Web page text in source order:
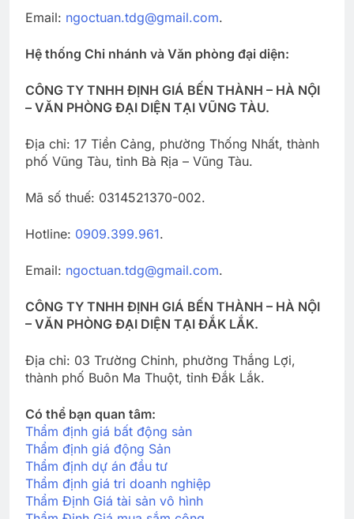
Email: ngoctuan.tdg@gmail.com.
Hệ thống Chi nhánh và Văn phòng đại diện:
CÔNG TY TNHH ĐỊNH GIÁ BẾN THÀNH – HÀ NỘI
– VĂN PHÒNG ĐẠI DIỆN TẠI VŨNG TÀU.
Địa chỉ: 17 Tiền Cảng, phường Thống Nhất, thành
phố Vũng Tàu, tỉnh Bà Rịa – Vũng Tàu.
Mã số thuế: 0314521370-002.
Hotline: 0909.399.961.
Email: ngoctuan.tdg@gmail.com.
CÔNG TY TNHH ĐỊNH GIÁ BẾN THÀNH – HÀ NỘI
– VĂN PHÒNG ĐẠI DIỆN TẠI ĐẮK LẮK.
Địa chỉ: 03 Trường Chinh, phường Thắng Lợi,
thành phố Buôn Ma Thuột, tỉnh Đắk Lắk.
Có thể bạn quan tâm:
Thẩm định giá bất động sản
Thẩm định giá động Sản
Thẩm định dự án đầu tư
Thẩm định giá tri doanh nghiệp
Thẩm Định Giá tài sản vô hình